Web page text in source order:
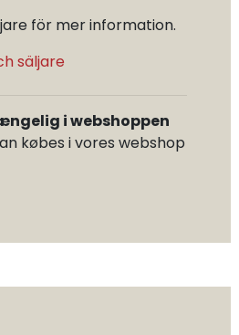
för mer information.
säljare
i webshoppen
købes i vores webshop